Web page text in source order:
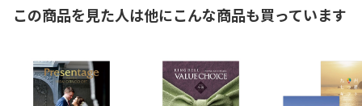
この商品を見た人は他にこんな商品も買っています